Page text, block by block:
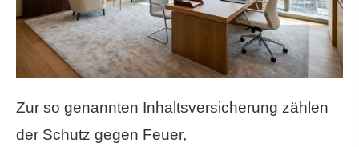
Zur so genannten Inhaltsversicherung zählen
der Schutz gegen Feuer,